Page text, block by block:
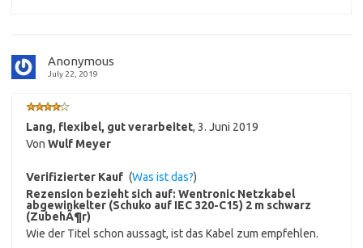
Anonymous
July 22, 2019
Lang, flexibel, gut verarbeitet, 3. Juni 2019
Von Wulf Meyer
Verifizierter Kauf (Was ist das?)
Rezension bezieht sich auf: Wentronic Netzkabel
abgewinkelter (Schuko auf IEC 320-C15) 2 m schwarz
(ZubehÃ¶r)
Wie der Titel schon aussagt, ist das Kabel zum empfehlen.